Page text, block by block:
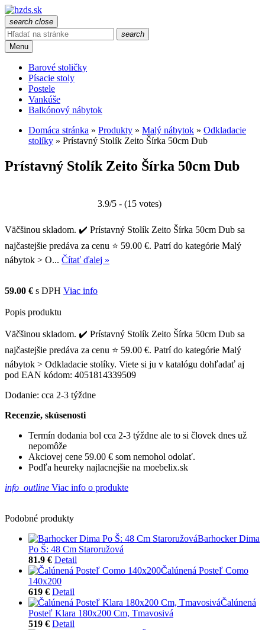
search close
search
Menu
Barové stoličky
Písacie stoly
Postele
Vankúše
Balkónový nábytok
Domáca stránka » Produkty » Malý nábytok » Odkladacie
stolíky » Prístavný Stolík Zeito Šírka 50cm Dub
Prístavný Stolík Zeito Šírka 50cm Dub
3.9/5 - (15 votes)
Väčšinou skladom. ✔️ Prístavný Stolík Zeito Šírka 50cm Dub sa
najčastejšie predáva za cenu ⭐ 59.00 €. Patrí do kategórie Malý
nábytok > O... Čítať ďalej »
59.00 € s DPH Viac info
Popis produktu
Väčšinou skladom. ✔️ Prístavný Stolík Zeito Šírka 50cm Dub sa
najčastejšie predáva za cenu ⭐ 59.00 €. Patrí do kategórie Malý
nábytok > Odkladacie stolíky. Viete si ju v katalógu dohľadať aj
pod EAN kódom: 4051814339509
Dodanie: cca 2-3 týždne
Recenzie, skúsenosti
Termín dodania bol cca 2-3 týždne ale to si človek dnes už
nepomôže
Akciovej cene 59.00 € som nemohol odolať.
Podľa heureky najlacnejšie na moebelix.sk
info_outline Viac info o produkte
Podobné produkty
Barhocker Dima
Po Š: 48 Cm Staroružová
81.9 € Detail
Čalúnená Posteľ Como
140x200
619 € Detail
Čalúnená
Posteľ Klara 180x200 Cm, Tmavosivá
519 € Detail